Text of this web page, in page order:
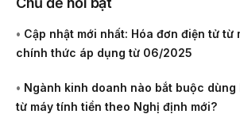
• Cập nhật mới nhất: Hóa đơn điện tử từ
chính thức áp dụng từ 06/2025
• Ngành kinh doanh nào bắt buộc dùng
từ máy tính tiền theo Nghị định mới?